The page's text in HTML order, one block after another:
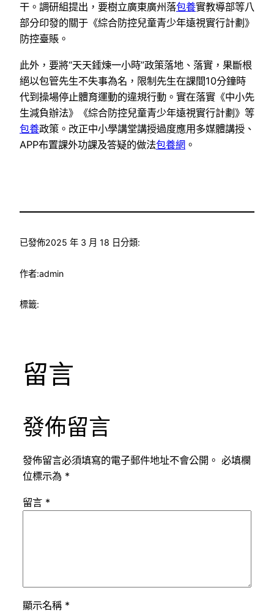
干。調研組提出，要樹立廣東廣州落包養實教導部等八
部分印發的關于《綜合防控兒童青少年遠視實行計劃》
防控臺賬。
此外，要將“天天錘煉一小時”政策落地、落實，果斷根
絕以包管先生不失事為名，限制先生在課間10分鐘時
代到操場停止體育運動的違規行動。實在落實《中小先
生減負辦法》《綜合防控兒童青少年遠視實行計劃》等
包養政策。改正中小學講堂講授過度應用多媒體講授、
APP布置課外功課及答疑的做法包養網 。
已發佈2025 年 3 月 18 日分類:
作者:admin
標籤:
留言
發佈留言
發佈留言必須填寫的電子郵件地址不會公開。 必填欄
位標示為 *
留言 *
顯示名稱 *